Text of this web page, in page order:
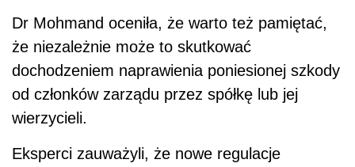
Dr Mohmand oceniła, że warto też pamiętać,
że niezależnie może to skutkować
dochodzeniem naprawienia poniesionej szkody
od członków zarządu przez spółkę lub jej
wierzycieli.
Eksperci zauważyli, że nowe regulacje